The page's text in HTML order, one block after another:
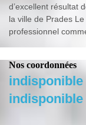
d’excellent résultat
la ville de Prades
professionnel
Nos coordonnées
indisponible
indisponible